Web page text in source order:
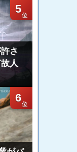
5
さ
人
6